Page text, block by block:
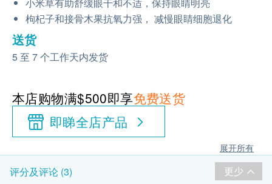
枸杞子和接骨木果抗氧力强， 减慢眼睛细胞退化
送货
5 至 7 个工作天内发货
本店购物满$500即享免费送货
即睇全店产品
展开所有
评分及评论 (3) 更少